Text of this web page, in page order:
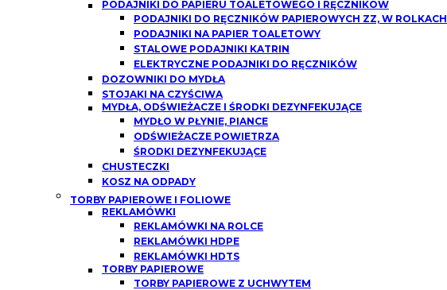
PODAJNIKI DO PAPIERU TOALETOWEGO I RĘCZNIKÓW
PODAJNIKI DO RĘCZNIKÓW PAPIEROWYCH ZZ, W ROLKACH
PODAJNIKI NA PAPIER TOALETOWY
STALOWE PODAJNIKI KATRIN
ELEKTRYCZNE PODAJNIKI DO RĘCZNIKÓW
DOZOWNIKI DO MYDŁA
STOJAKI NA CZYŚCIWA
MYDŁA, ODŚWIEŻACZE I ŚRODKI DEZYNFEKUJĄCE
MYDŁO W PŁYNIE, PIANCE
ODŚWIEŻACZE POWIETRZA
ŚRODKI DEZYNFEKUJĄCE
CHUSTECZKI
KOSZ NA ODPADY
TORBY PAPIEROWE I FOLIOWE
REKLAMÓWKI
REKLAMÓWKI NA ROLCE
REKLAMÓWKI HDPE
REKLAMÓWKI HDTS
TORBY PAPIEROWE
TORBY PAPIEROWE Z UCHWYTEM